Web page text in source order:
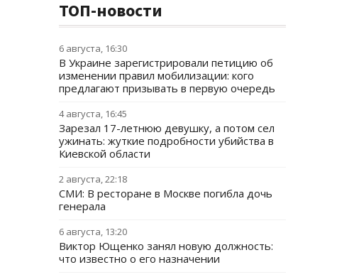
ТОП-новости
6 августа, 16:30
В Украине зарегистрировали петицию об
изменении правил мобилизации: кого
предлагают призывать в первую очередь
4 августа, 16:45
Зарезал 17-летнюю девушку, а потом сел
ужинать: жуткие подробности убийства в
Киевской области
2 августа, 22:18
СМИ: В ресторане в Москве погибла дочь
генерала
6 августа, 13:20
Виктор Ющенко занял новую должность:
что известно о его назначении